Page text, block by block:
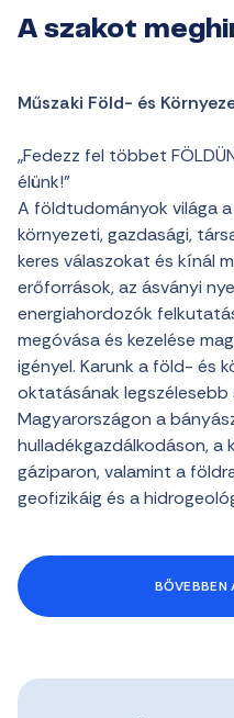
A szakot
Műszaki Föld- és
„Fedezz fel többet
élünk!”
A földtudományok világa
környezeti, gazdasági,
keres válaszokat és kínál
erőforrások, az ásványi
energiahordozók
megóvása és kezelése
igényel. Karunk a föld- és
oktatásának
Magyarországon a
hulladékgazdálkodáson, a
gáziparon, valamint a
geofizikáig és a
BŐVEBBEN